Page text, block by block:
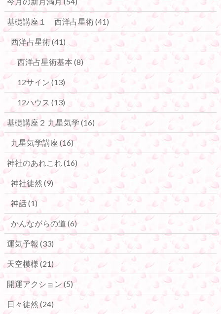
基礎講座１ 西洋占星術(41)
西洋占星術(41)
西洋占星術基本 (8)
12サイン (13)
12ハウス (13)
基礎講座２ 九星気学 (16)
九星気学講座 (16)
神社のあれこれ(16)
神社徒然 (9)
神話(1)
かんながらの道 (6)
運気予報 (33)
天空模様(21)
開運アクション(5)
日々徒然 (24)